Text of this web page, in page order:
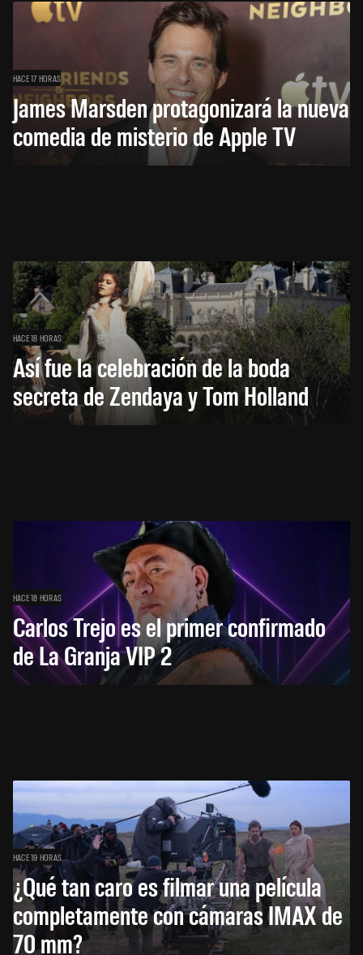
HACE 17 HORAS
James Marsden protagonizará la nueva
comedia de misterio de Apple TV
HACE 18 HORAS
Así fue la celebración de la boda
secreta de Zendaya y Tom Holland
HACE 18 HORAS
Carlos Trejo es el primer confirmado
de La Granja VIP 2
HACE 19 HORAS
¿Qué tan caro es filmar una película
completamente con cámaras IMAX de
70 mm?